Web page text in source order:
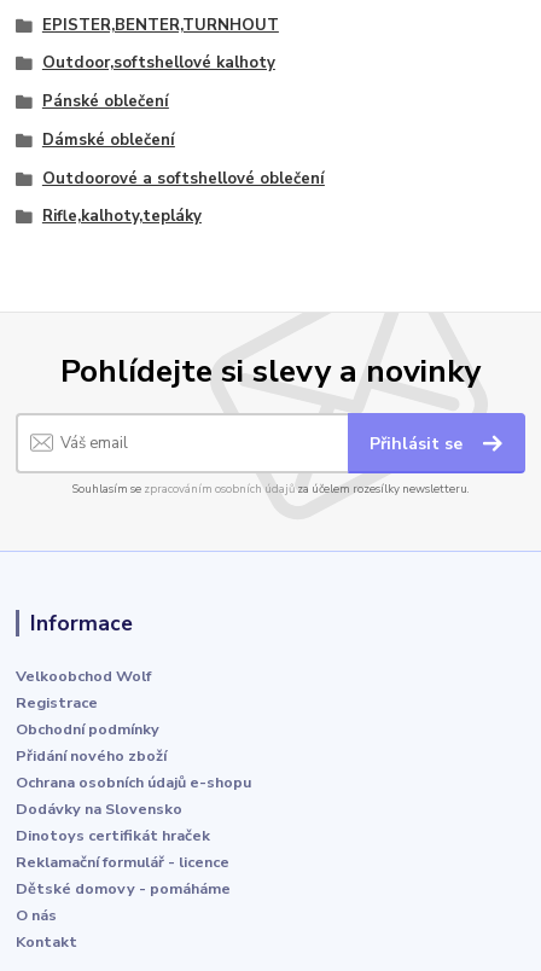
EPISTER,BENTER,TURNHOUT
Outdoor,softshellové kalhoty
Pánské oblečení
Dámské oblečení
Outdoorové a softshellové oblečení
Rifle,kalhoty,tepláky
Pohlídejte si slevy a novinky
Přihlásit se
Souhlasím se zpracováním osobních údajůza účelem rozesílky newsletteru.
Informace
Velkoobchod Wolf
Registrace
Obchodní podmínky
Přidání nového zboží
Ochrana osobních údajů e-shopu
Dodávky na Slovensko
Dinotoys certifikát hraček
Reklamační formulář - licence
Dětské domovy - pomáháme
O nás
Kontakt